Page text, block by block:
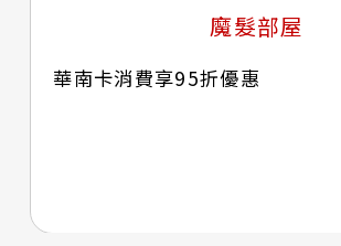
魔髮部屋
華南卡消費享95折優惠